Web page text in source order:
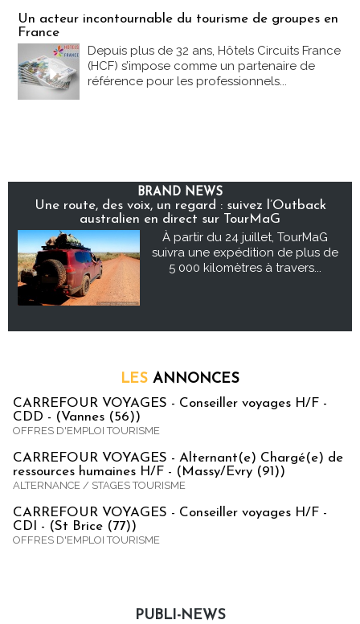
Un acteur incontournable du tourisme de groupes en
France
Depuis plus de 32 ans, Hôtels Circuits France
(HCF) s’impose comme un partenaire de
référence pour les professionnels...
BRAND NEWS
Une route, des voix, un regard : suivez l’Outback
australien en direct sur TourMaG
À partir du 24 juillet, TourMaG
suivra une expédition de plus de
5 000 kilomètres à travers...
LES ANNONCES
CARREFOUR VOYAGES - Conseiller voyages H/F -
CDD - (Vannes (56))
OFFRES D'EMPLOI TOURISME
CARREFOUR VOYAGES - Alternant(e) Chargé(e) de
ressources humaines H/F - (Massy/Evry (91))
ALTERNANCE / STAGES TOURISME
CARREFOUR VOYAGES - Conseiller voyages H/F -
CDI - (St Brice (77))
OFFRES D'EMPLOI TOURISME
PUBLI-NEWS